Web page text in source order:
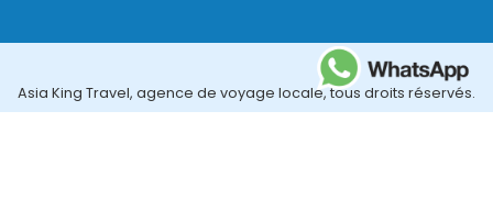
Asia King Travel, agence de voyage locale, tous droits réservés.